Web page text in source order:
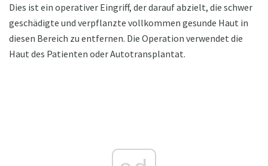
Dies ist ein operativer Eingriff, der darauf abzielt, die schwer
geschädigte und verpflanzte vollkommen gesunde Haut in
diesen Bereich zu entfernen. Die Operation verwendet die
Haut des Patienten oder Autotransplantat.